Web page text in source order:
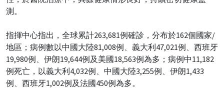
測。
指揮中心指出，全球累計263,681例確診，分布於162個國家/
地區；病例數以中國大陸81,008例、義大利47,021例、西班牙
19,980例、伊朗19,644例及美國18,563例為多；病例中11,182
例死亡，以義大利4,032例、中國大陸3,255例、伊朗1,433
例、西班牙1,002例及法國450例為多。